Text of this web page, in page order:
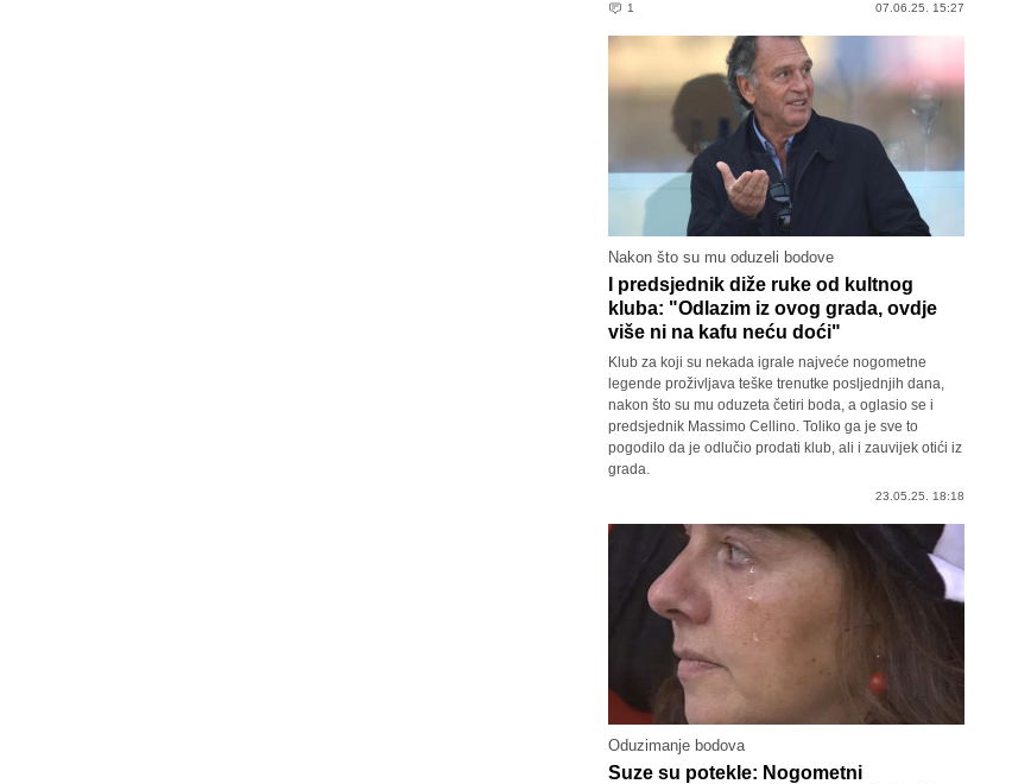
1 07.06.25. 15:27
Nakon što su mu oduzeli bodove
I predsjednik diže ruke od kultnog
kluba: "Odlazim iz ovog grada, ovdje
više ni na kafu neću doći"
Klub za koji su nekada igrale najveće nogometne
legende proživljava teške trenutke posljednjih dana,
nakon što su mu oduzeta četiri boda, a oglasio se i
predsjednik Massimo Cellino. Toliko ga je sve to
pogodilo da je odlučio prodati klub, ali i zauvijek otići iz
grada.
23.05.25. 18:18
Oduzimanje bodova
Suze su potekle: Nogometni